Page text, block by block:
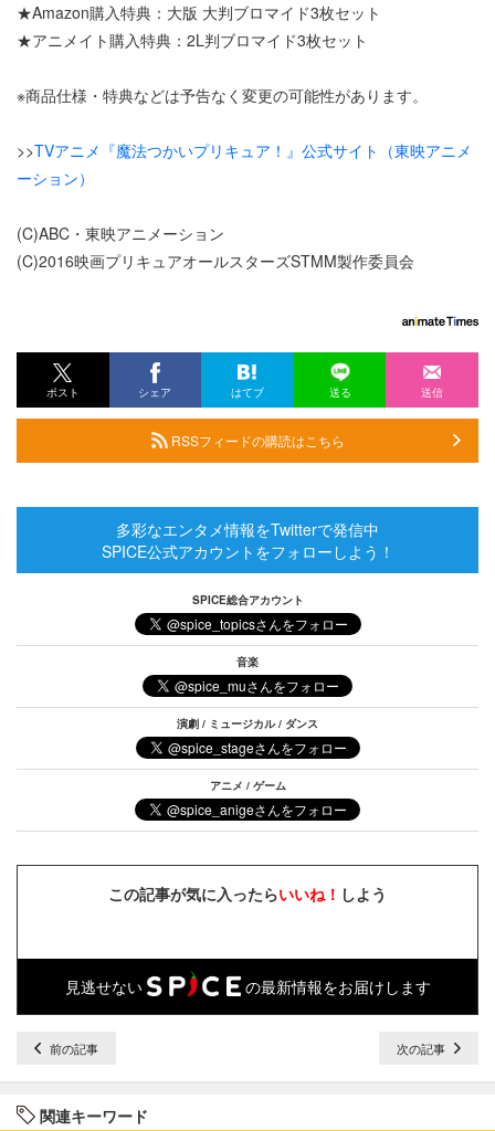
★Amazon購入特典：大版 大判ブロマイド3枚セット
★アニメイト購入特典：2L判ブロマイド3枚セット
※商品仕様・特典などは予告なく変更の可能性があります。
>>TVアニメ『魔法つかいプリキュア！』公式サイト（東映アニメ
ーション）
(C)ABC・東映アニメーション
(C)2016映画プリキュアオールスターズSTMM製作委員会
ポスト シェア はてブ 送る 送信
RSSフィードの購読はこちら
多彩なエンタメ情報をTwitterで発信中
SPICE公式アカウントをフォローしよう！
SPICE総合アカウント
音楽
演劇 / ミュージカル / ダンス
アニメ / ゲーム
この記事が気に入ったらいいね！ しよう
見逃せない の最新情報をお届けします
前の記事 次の記事
関連キーワード